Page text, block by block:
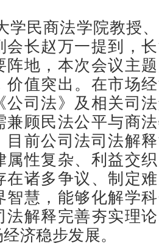
学民商法学院教授
会长赵万一提到，
阵地，本次会议主
价值突出。在市场
公司法》及相关司
兼顾民法公平与商
目前公司法司法解
属性复杂、利益交
在诸多争议、制定
智慧，能够化解学
法解释完善夯实理
济稳步发展。